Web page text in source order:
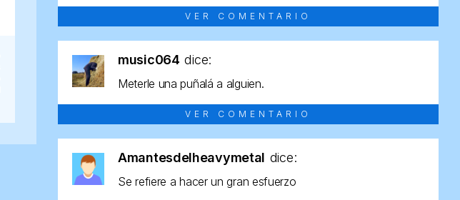
VER COMENTARIO
music064 dice:
Meterle una puñalá a alguien.
VER COMENTARIO
Amantesdelheavymetal dice:
Se refiere a hacer un gran esfuerzo